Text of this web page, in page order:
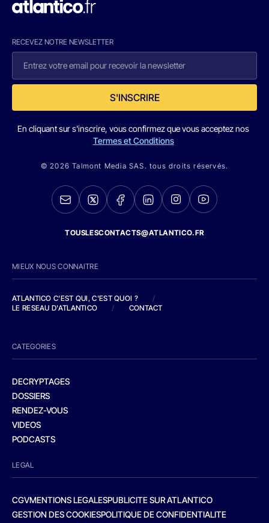
RECEVEZ NOTRE NEWSLETTER
S'INSCRIRE
En cliquant sur s'inscrire, vous confirmez que vous acceptez nos
Termes et Conditions
© 2026 Talmont Media SAS. tous droits réservés.
TOUSLESCONTACTS@ATLANTICO.FR
MIEUX NOUS CONNAITRE
ATLANTICO C'EST QUI, C'EST QUOI ?
/
LE RESEAU D'ATLANTICO
/ CONTACT
CATEGORIES
DECRYPTAGES
DOSSIERS
RENDEZ-VOUS
VIDEOS
PODCASTS
LEGAL
CGVMENTIONS LEGALESPUBLICITE SUR ATLANTICO
GESTION DES COOKIESPOLITIQUE DE CONFIDENTIALITE